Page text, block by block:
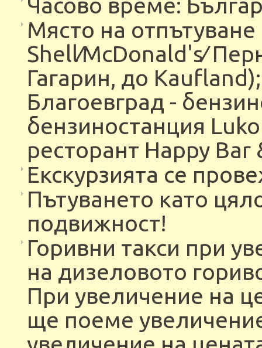
Място на
Shell∕McDonald's∕
Гагарин, до
Благоевград -
бензиностанция
ресторант Happy Bar
Екскурзията се
Пътуването като
подвижност!
Горивни такси при
на дизеловото
При увеличение на
ще поеме